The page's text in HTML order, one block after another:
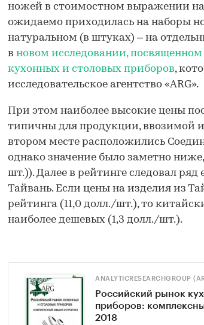
ножей в стоимостном выражении
ожидаемо приходилась на наборы
натуральном (в штуках) – на
в новом исследовании,
кухонных и столовых приборов,
исследовательское агентство «ARG».
При этом наиболее высокие цены
типичны для продукции, ввозимой
втором месте расположились
однако значение было заметно ниже,
шт.)). Далее в рейтинге следовал
Тайвань. Если цены на изделия из
рейтинга (11,0 долл./шт.), то
наиболее дешевых (1,3 долл./шт.).
ANALYTICRESEARCHGROUP
Российский рынок
приборов:
2018